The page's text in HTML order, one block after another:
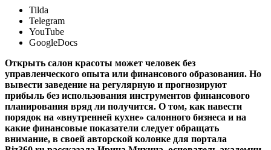
Tilda
Telegram
YouTube
GoogleDocs
Открыть салон красоты может человек без
управленческого опыта или финансового образования. Но
вывести заведение на регулярную и прогнозируют
прибыль без использования инструментов финансового
планирования вряд ли получится. О том, как навести
порядок на «внутренней кухне» салонного бизнеса и на
какие финансовые показатели следует обращать
внимание, в своей авторской колонке для портала